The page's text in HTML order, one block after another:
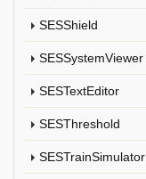
SESShield
SESSystemViewer
SESTextEditor
SESThreshold
SESTrainSimulator